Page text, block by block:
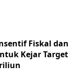
Fiskal dan
Kejar Target